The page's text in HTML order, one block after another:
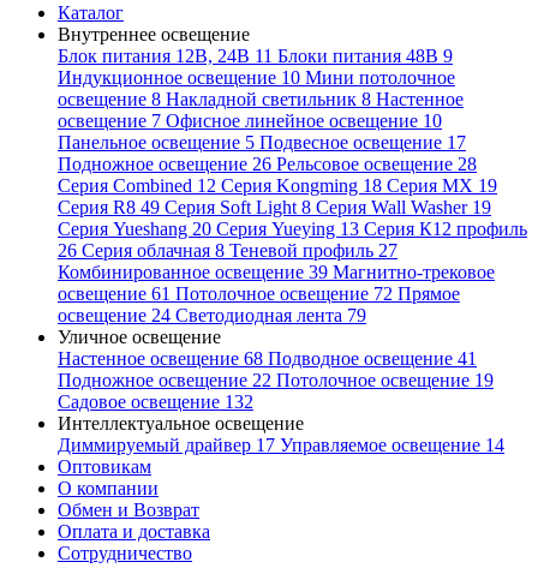
Каталог
Внутреннее освещение
Блок питания 12В, 24В 11 Блоки питания 48В 9
Индукционное освещение 10 Мини потолочное
освещение 8 Накладной светильник 8 Настенное
освещение 7 Офисное линейное освещение 10
Панельное освещение 5 Подвесное освещение 17
Подножное освещение 26 Рельсовое освещение 28
Серия Combined 12 Серия Kongming 18 Серия MX 19
Серия R8 49 Серия Soft Light 8 Серия Wall Washer 19
Серия Yueshang 20 Серия Yueying 13 Серия К12 профиль
26 Серия облачная 8 Теневой профиль 27
Комбинированное освещение 39 Магнитно-трековое
освещение 61 Потолочное освещение 72 Прямое
освещение 24 Светодиодная лента 79
Уличное освещение
Настенное освещение 68 Подводное освещение 41
Подножное освещение 22 Потолочное освещение 19
Садовое освещение 132
Интеллектуальное освещение
Диммируемый драйвер 17 Управляемое освещение 14
Оптовикам
О компании
Обмен и Возврат
Оплата и доставка
Сотрудничество